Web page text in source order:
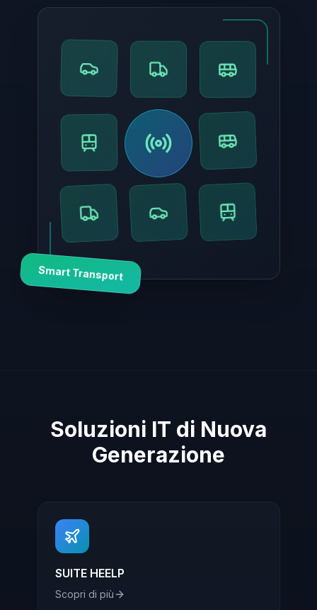
Smart Transport
Soluzioni IT di Nuova
Generazione
SUITE HEELP
Scopri di più